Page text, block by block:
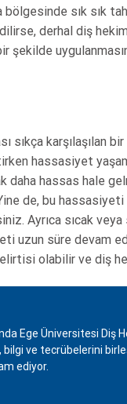
bölgesinde sık
derhal diş
bir şekilde
sıkça karşılaşılan
hassasiyet
hassas hale
de, bu
Ayrıca sıcak
uzun süre devam
olabilir ve diş
Ege Üniversitesi
bilgi ve tecrübelerini
ediyor.